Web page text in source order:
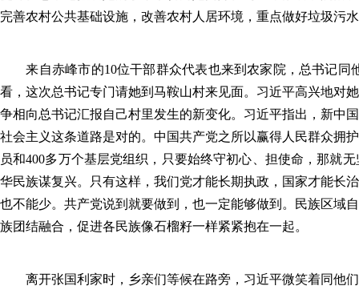
完善农村公共基础设施，改善农村人居环境，重点做好垃圾污
来自赤峰市的10位干部群众代表也来到农家院，总书记同
看，这次总书记专门请她到马鞍山村来见面。习近平高兴地对
争相向总书记汇报自己村里发生的新变化。习近平指出，新中
社会主义这条道路是对的。中国共产党之所以赢得人民群众拥
员和400多万个基层党组织，只要始终守初心、担使命，那就
华民族谋复兴。只有这样，我们党才能长期执政，国家才能长
也不能少。共产党说到就要做到，也一定能够做到。民族区域
族团结融合，促进各民族像石榴籽一样紧紧抱在一起。
离开张国利家时，乡亲们等候在路旁，习近平微笑着同他